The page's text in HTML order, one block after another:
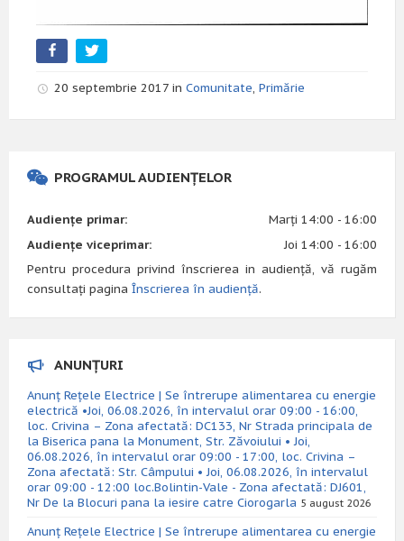
20 septembrie 2017 in Comunitate, Primărie
PROGRAMUL AUDIENȚELOR
Audiențe primar:
Marți 14:00 - 16:00
Audiențe viceprimar:
Joi 14:00 - 16:00
Pentru procedura privind înscrierea in audiență, vă rugăm
consultați pagina Înscrierea în audiență.
ANUNȚURI
Anunț Rețele Electrice | Se întrerupe alimentarea cu energie
electrică •Joi, 06.08.2026, în intervalul orar 09:00 - 16:00,
loc. Crivina – Zona afectată: DC133, Nr Strada principala de
la Biserica pana la Monument, Str. Zăvoiului • Joi,
06.08.2026, în intervalul orar 09:00 - 17:00, loc. Crivina –
Zona afectată: Str. Câmpului • Joi, 06.08.2026, în intervalul
orar 09:00 - 12:00 loc.Bolintin-Vale - Zona afectată: DJ601,
Nr De la Blocuri pana la iesire catre Ciorogarla 5 august 2026
Anunț Rețele Electrice | Se întrerupe alimentarea cu energie